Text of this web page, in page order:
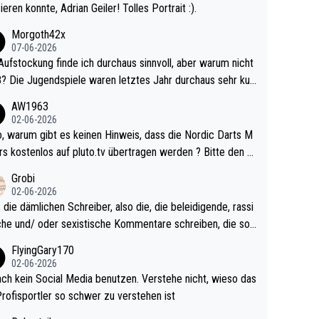
konnte, Adrian Geiler! Tolles Portrait :).
Morgoth42x
07-06-2026
finde ich durchaus sinnvoll, aber warum nicht
sehr kur
Somit ändert die automatische Qualifikation des Weltm
nichts. Ich denke sie wollen damit für nächste
wenig WDF Turniere spielen. Dies war bei Archie Self l
Jahr der Fall. Er musste als amtierender Weltmeister d
den Qualifier und ich glaube kaum, dass Mitchel sich das
antun würde, wenn er doch eigentlich die PDC-WM
hat.
AW1963
02-06-2026
M
kostenlos auf pluto.tv übertragen werden ? Bitte den A
Grobi
02-06-2026
die dämlichen Schreiber, also die, die beleidigende, rassi
und/ oder sexistische Kommentare schreiben, die soll
in den Griff kriegen. Nur eins wundert mich: Luke Li
doch neulich erst derjenige, der über Social Media G
hat. Und Littlers Mutter schießt öfters mal gege
FlyingGary170
02-06-2026
kein Social Media benutzen. Verstehe nicht, wieso das
so schwer zu verstehen ist